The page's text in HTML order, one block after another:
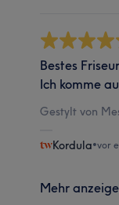
Bestes
Ich komme
Gestylt von
Kordula•vor
Mehr